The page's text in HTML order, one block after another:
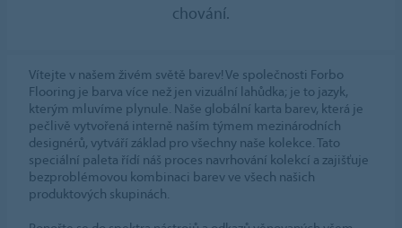
chování.
Vítejte v našem živém světě barev! Ve společnosti Forbo
Flooring je barva více než jen vizuální lahůdka; je to jazyk,
kterým mluvíme plynule. Naše globální karta barev, která je
pečlivě vytvořená interně naším týmem mezinárodních
designérů, vytváří základ pro všechny naše kolekce. Tato
speciální paleta řídí náš proces navrhování kolekcí a zajišťuje
bezproblémovou kombinaci barev ve všech našich
produktových skupinách.